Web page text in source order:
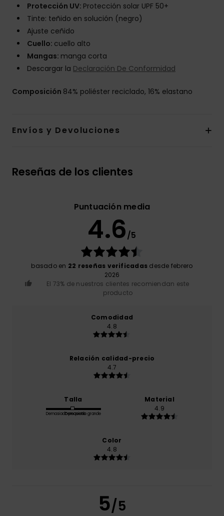
Protección UV: Protección solar UPF 50+
Tinte: teñido en solución (negro)
Ajuste ceñido
Cuello: cuello alto
Mangas: manga corta
Descargar la Declaración De Conformidad
Composición 84% poliéster reciclado, 16% elastano
Envíos y Devoluciones
Reseñas de los clientes
Puntuación media
4.6/5
basado en 22 reseñas verificadas desde febrero
2026
El 73% de nuestros clientes recomiendan este
producto
Comodidad
4.8
Relación calidad-precio
4.7
Talla
Demasiado pequeño
Demasiado grande
Material
4.9
Color
4.8
5/5